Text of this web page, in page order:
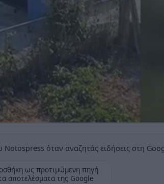
όταν αναζητάς ειδήσεις στη
ως προτιμώμενη πηγή
αποτελέσματα της Google